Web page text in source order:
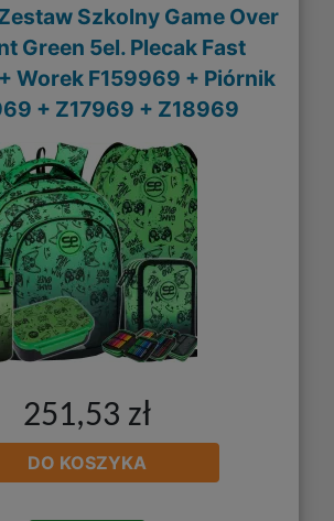
Szkolny Game Over
Green 5el. Plecak Fast
Worek F159969 + Piórnik
+ Z17969 + Z18969
251,53 zł
DO KOSZYKA